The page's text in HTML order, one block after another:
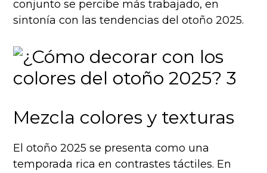
conjunto se percibe más trabajado, en
sintonía con las tendencias del otoño 2025.
Mezcla colores y texturas
El otoño 2025 se presenta como una
temporada rica en contrastes táctiles. En